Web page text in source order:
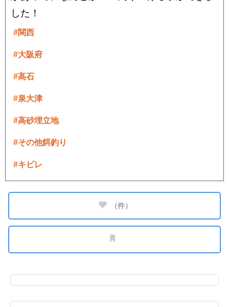
した！
#関西
#大阪府
#高石
#泉大津
#高砂埋立地
#その他餌釣り
#キビレ
（件）